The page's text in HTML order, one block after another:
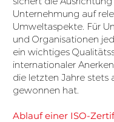
Unternehmung auf
Umweltaspekte. Für
und Organisationen
ein wichtiges
internationaler
die letzten Jahre stets
gewonnen hat.
Ablauf einer ISO-